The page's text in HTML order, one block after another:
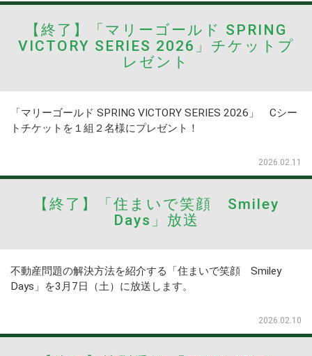
【終了】「マリーゴールド SPRING
VICTORY SERIES 2026」チケットプ
レゼント
「マリーゴールド SPRING VICTORY SERIES 2026」 Cシー
トチケットを１組２名様にプレゼント！
2026.02.11
【終了】「住まいで笑顔 Smiley
Days」放送
不動産問題の解決方法を紹介する「住まいで笑顔 Smiley
Days」を3月7日（土）に放送します。
2026.02.10